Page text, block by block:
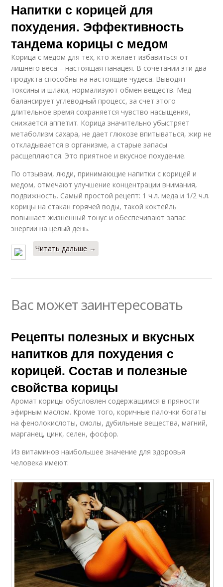
Напитки с корицей для
похудения. Эффективность
тандема корицы с медом
Корица с медом для тех, кто желает избавиться от
лишнего веса – настоящая панацея. В сочетании эти два
продукта способны на настоящие чудеса. Выводят
токсины и шлаки, нормализуют обмен веществ. Мед
балансирует углеводный процесс, за счет этого
длительное время сохраняется чувство насыщения,
снижается аппетит. Корица значительно убыстряет
метаболизм сахара, не дает глюкозе впитываться, жир не
откладывается в организме, а старые запасы
расщепляются. Это приятное и вкусное похудение.
По отзывам, люди, принимающие напитки с корицей и
медом, отмечают улучшение концентрации внимания,
подвижность. Самый простой рецепт: 1 ч.л. меда и 1/2 ч.л.
корицы на стакан горячей воды, такой коктейль
повышает жизненный тонус и обеспечивают запас
энергии на целый день.
Читать дальше →
Вас может заинтересовать
Рецепты полезных и вкусных
напитков для похудения с
корицей. Состав и полезные
свойства корицы
Аромат корицы обусловлен содержащимся в пряности
эфирным маслом. Кроме того, коричные палочки богаты
на фенолокислоты, смолы, дубильные вещества, магний,
марганец, цинк, селен, фосфор.
Из витаминов наибольшее значение для здоровья
человека имеют: